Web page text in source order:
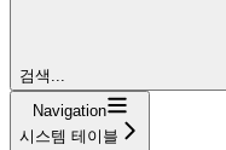
검색...
Navigation
시스템 테이블